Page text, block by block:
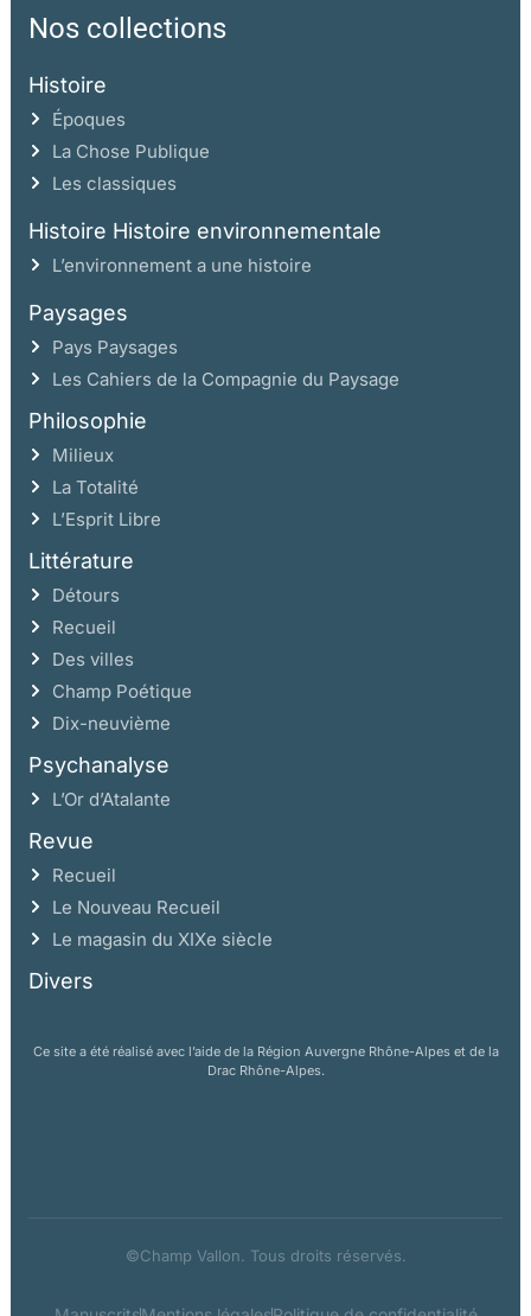
Nos collections
Histoire
Époques
La Chose Publique
Les classiques
Histoire Histoire environnementale
L’environnement a une histoire
Paysages
Pays Paysages
Les Cahiers de la Compagnie du Paysage
Philosophie
Milieux
La Totalité
L’Esprit Libre
Littérature
Détours
Recueil
Des villes
Champ Poétique
Dix-neuvième
Psychanalyse
L’Or d’Atalante
Revue
Recueil
Le Nouveau Recueil
Le magasin du XIXe siècle
Divers
Ce site a été réalisé avec l’aide de la Région Auvergne Rhône-Alpes et de la
Drac Rhône-Alpes.
©Champ Vallon. Tous droits réservés.